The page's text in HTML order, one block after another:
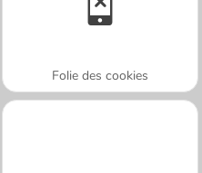
Folie des cookies